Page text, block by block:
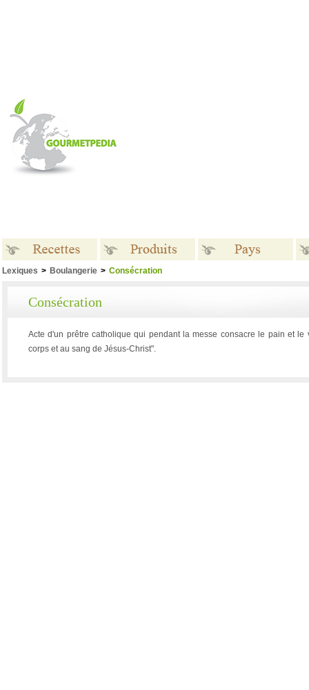
Lexiques > Boulangerie > Consécration
Consécration
Acte d'un prêtre catholique qui pendant la messe consacre le pain et
corps et au sang de Jésus-Christ".
Recettes